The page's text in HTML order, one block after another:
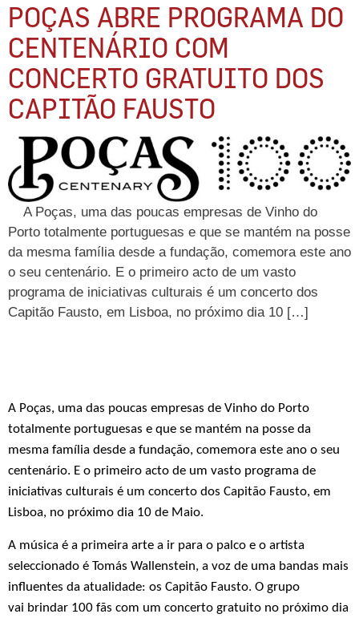
POÇAS ABRE PROGRAMA DO
CENTENÁRIO COM
CONCERTO GRATUITO DOS
CAPITÃO FAUSTO
A Poças, uma das poucas empresas de Vinho do
Porto totalmente portuguesas e que se mantém na posse
da mesma família desde a fundação, comemora este ano
o seu centenário. E o primeiro acto de um vasto
programa de iniciativas culturais é um concerto dos
Capitão Fausto, em Lisboa, no próximo dia 10 […]
A Poças, uma das poucas empresas de Vinho do Porto
totalmente portuguesas e que se mantém na posse da
mesma família desde a fundação, comemora este ano o seu
centenário. E o primeiro acto de um vasto programa de
iniciativas culturais é um concerto dos Capitão Fausto, em
Lisboa, no próximo dia 10 de Maio.
A música é a primeira arte a ir para o palco e o artista
seleccionado é Tomás Wallenstein, a voz de uma bandas mais
influentes da atualidade: os Capitão Fausto. O grupo
vai brindar 100 fãs com um concerto gratuito no próximo dia